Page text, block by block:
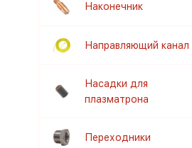
Наконечник
Направляющий канал
Насадки для
плазматрона
Переходники